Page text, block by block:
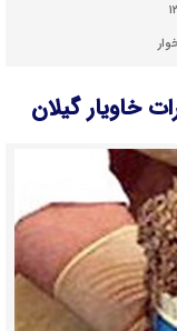
خاویار گیلان